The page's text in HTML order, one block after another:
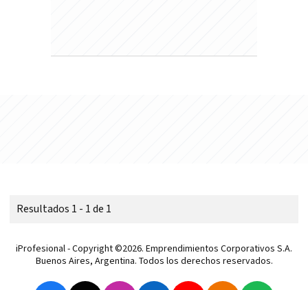
Resultados 1 - 1 de 1
iProfesional - Copyright ©2026. Emprendimientos Corporativos S.A.
Buenos Aires, Argentina. Todos los derechos reservados.